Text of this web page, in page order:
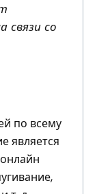
связи со
по всему
является